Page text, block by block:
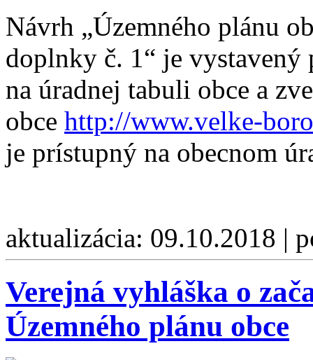
Návrh „Územného plánu
doplnky č. 1“ je vystavený
na úradnej tabuli obce a
obce http://www.velke-
je prístupný na obecnom
aktualizácia: 09.10.2018 |
Verejná vyhláška o
Územného plánu obce